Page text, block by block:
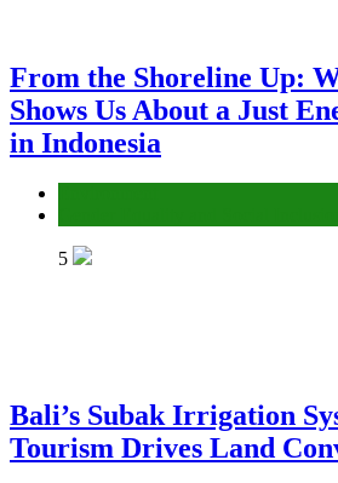
From the Shoreline Up:
Shows Us About a Just
in Indonesia
5
Bali’s Subak Irrigation
Tourism Drives Land